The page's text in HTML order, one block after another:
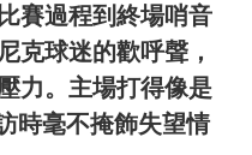
賽過程到終場哨音
克球迷的歡呼聲，
力。主場打得像是
時毫不掩飾失望情